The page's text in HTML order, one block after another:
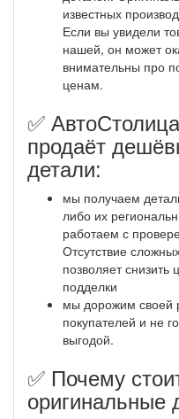
известных
Если вы увидели
нашей, он может
внимательны про
ценам.
✅
продаёт
детали:
мы получаем
либо их
работаем с
Отсутствие
позволяет снизить
подделки
мы дорожим своей
покупателей и не
выгодой.
✅ Почему
оригинальные